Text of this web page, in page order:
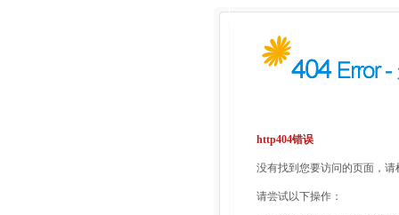
http404错误
没有找到您要访问的页面，
请尝试以下操作：